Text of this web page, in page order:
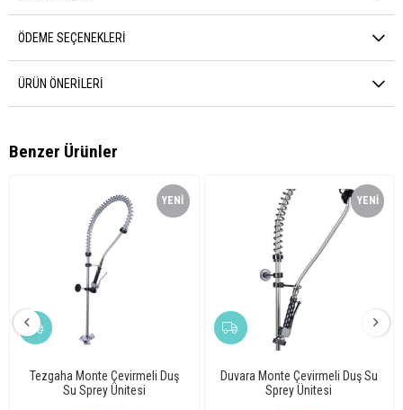
ÖDEME SEÇENEKLERI
ÜRÜN ÖNERILERI
Benzer Ürünler
Tezgaha Monte Çevirmeli Duş
Su Sprey Ünitesi
YENI
Duvara Monte Çevirmeli Duş Su
Sprey Ünitesi
YENI